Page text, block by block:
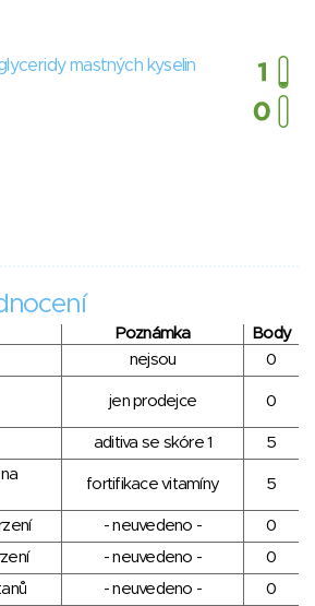
mastných kyselin
Poznámka
Body
nejsou
0
jen prodejce 0
aditiva se skóre 1
5
fortifikace vitamíny 5
- neuvedeno -
0
- neuvedeno -
0
- neuvedeno -
0